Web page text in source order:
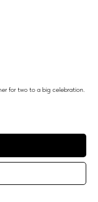
for two to a big celebration.